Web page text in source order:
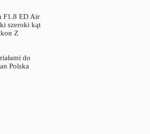
F1.8 ED Air
szeroki kąt
Z
do
Polska